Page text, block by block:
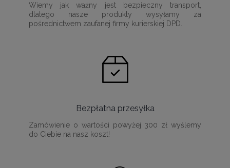
Wiemy jak ważny jest bezpieczny transport,
dlatego nasze produkty wysyłamy za
pośrednictwem zaufanej firmy kurierskiej DPD.
Bezpłatna przesyłka
Zamówienie o wartości powyżej 300 zł wyślemy
do Ciebie na nasz koszt!